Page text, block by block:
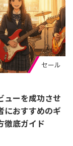
ューを成功させ
におすすめのギ
徹底ガイド
セール